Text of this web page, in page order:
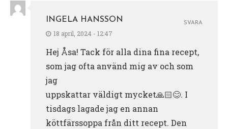
INGELA HANSSON
18 april, 2024 - 12:47
Hej Åsa! Tack för alla dina fina recept,
som jag ofta använd mig av och som
jag
uppskattar väldigt mycket🙏🏻😊. I
tisdags lagade jag en annan
köttfärssoppa från ditt recept. Den
SVARA